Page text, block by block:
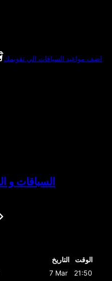
اضف مواعيد السباقات الي تقويمك
السباقات و
التاريخ
الوقت
7 Mar
21:50